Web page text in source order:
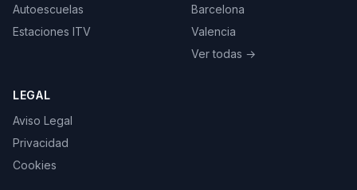
Autoescuelas
Estaciones ITV
Barcelona
Valencia
Ver todas →
LEGAL
Aviso Legal
Privacidad
Cookies